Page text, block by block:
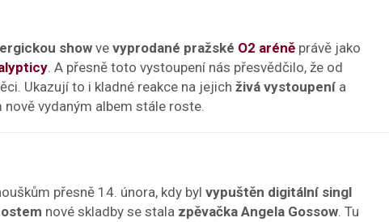
showve vyprodané pražské O2 aréněprávě jako
. A přesně toto vystoupení nás přesvědčilo, že od
Ukazují to i kladné reakce na jejich živá vystoupenía
vydaným albem stále roste.
přesně 14. února, kdy byl vypuštěn digitální singl
nové skladby se stala zpěvačka Angela Gossow. Tu